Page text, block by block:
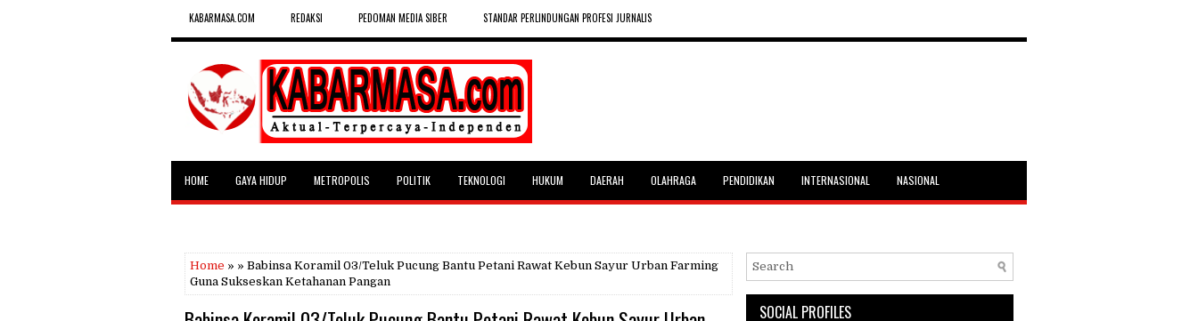
KABARMASA.COM REDAKSI PEDOMAN MEDIA SIBER STANDAR PERLINDUNGAN PROFESI JURNALIS
HOME GAYA HIDUP METROPOLIS POLITIK TEKNOLOGI HUKUM DAERAH OLAHRAGA PENDIDIKAN INTERNASIONAL NASIONAL
Home » » Babinsa Koramil 03/Teluk Pucung Bantu Petani Rawat Kebun Sayur Urban Farming
Guna Sukseskan Ketahanan Pangan
SOCIAL PROFILES